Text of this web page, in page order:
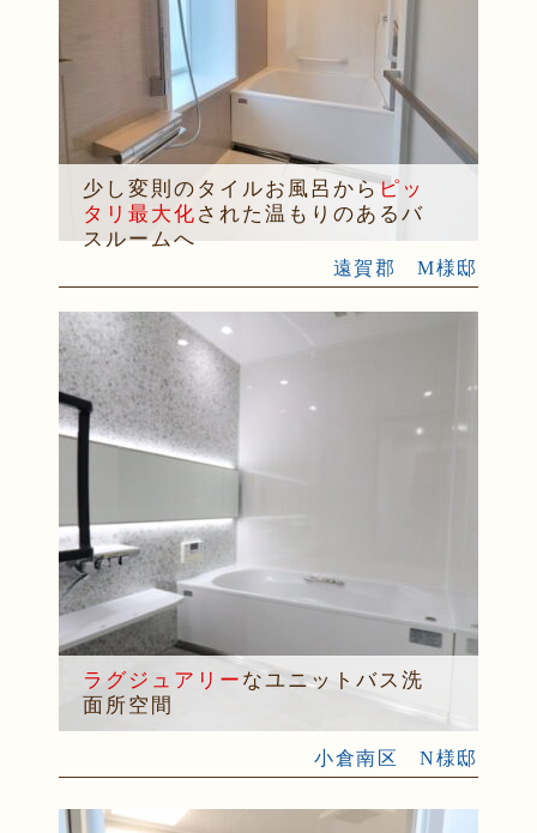
少し変則のタイルお風呂からピッ
タリ最大化 された温もりのあるバ
スルームへ
遠賀郡 M様邸
ラグジュアリー なユニットバス洗
面所空間
小倉南区 N様邸